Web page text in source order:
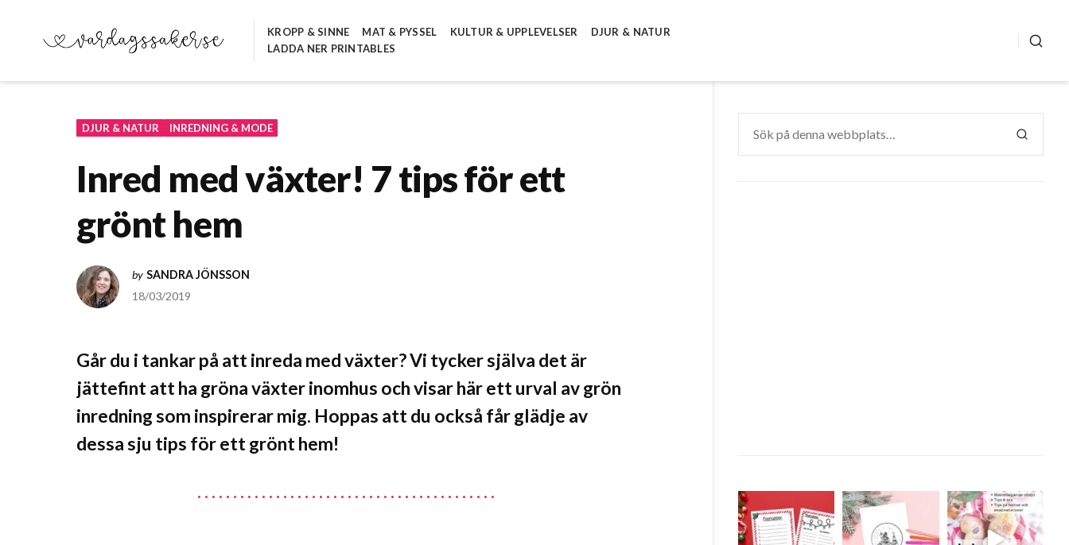
VARDAGSSAKER.SE
KROPP & SINNE MAT & PYSSEL KULTUR & UPPLEVELSER
DJUR & NATUR
LADDA NER PRINTABLES
DJUR & NATUR INREDNING & MODE
Inred med växter! 7 tips för ett
grönt hem
by SANDRA JÖNSSON
18/03/2019
Går du i tankar på att inreda med växter? Vi tycker själva det är
jättefint att ha gröna växter inomhus och visar här ett urval av grön
inredning som inspirerar mig. Hoppas att du också får glädje av
dessa sju tips för ett grönt hem!
efter:
SÖK